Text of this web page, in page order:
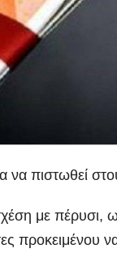
πιστωθεί
με πέρυσι,
προκειμένου